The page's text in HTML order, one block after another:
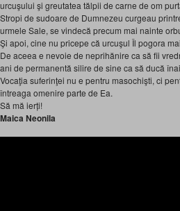
urcuşului şi greutatea tălpii de carne de om
Stropi de sudoare de Dumnezeu curgeau
urmele Sale, se vindecă precum mai nainte
Şi apoi, cine nu pricepe că urcuşul Îl pogora
De aceea e nevoie de neprihănire ca să fii
ani de permanentă silire de sine ca să ducă
Vocaţia suferinţei nu e pentru masochişti, ci
întreaga omenire parte de Ea.
Să mă ierți!
Maica Neonila